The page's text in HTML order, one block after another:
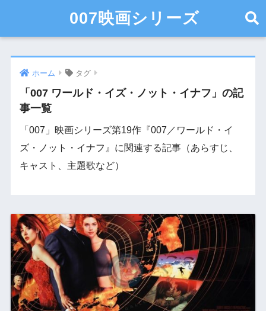
007映画シリーズ
ホーム タグ
「007 ワールド・イズ・ノット・イナフ」の記
事一覧
「007」映画シリーズ第19作『007／ワールド・イ
ズ・ノット・イナフ』に関連する記事（あらすじ、
キャスト、主題歌など）